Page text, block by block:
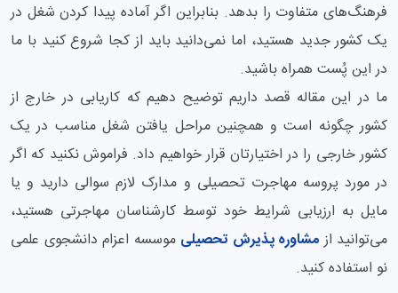
فرهنگ‌های متفاوت را بدهد. بنابراین اگر آماده پیدا کردن شغل در
یک کشور جدید هستید، اما نمی‌دانید باید از کجا شروع کنید با ما
در این پُست همراه باشید.
ما در این مقاله قصد داریم توضیح دهیم که کاریابی در خارج از
کشور چگونه است و همچنین مراحل یافتن شغل مناسب در یک
کشور خارجی را در اختیارتان قرار خواهیم داد. فراموش نکنید که اگر
در مورد پروسه مهاجرت تحصیلی و مدارک لازم سوالی دارید و یا
مایل به ارزیابی شرایط خود توسط کارشناسان مهاجرتی هستید،
می‌توانید ازمشاوره پذیرش تحصیلی موسسه اعزام دانشجوی علمی
نو استفاده کنید.